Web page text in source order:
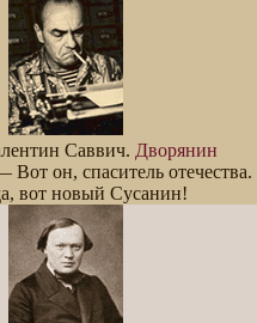
Саввич. Дворянин
Вот он, спаситель отечества.
вот новый Сусанин!